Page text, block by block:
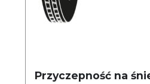
Przyczepność na